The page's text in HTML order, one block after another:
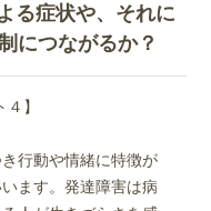
る症状や、それに
につながるか？
】
行動や情緒に特徴が
ます。発達障害は病